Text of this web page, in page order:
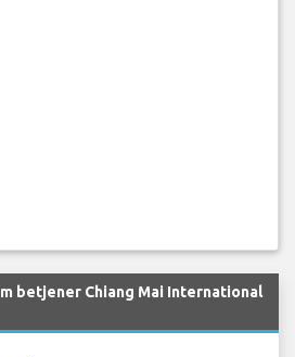
betjener Chiang Mai International